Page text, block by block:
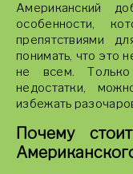
Американский
особенности,
препятствиями
понимать, что это
не всем.
недостатки,
избежать
Почему